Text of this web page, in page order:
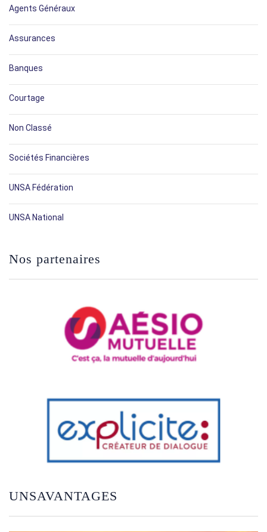
Agents Généraux
Assurances
Banques
Courtage
Non Classé
Sociétés Financières
UNSA Fédération
UNSA National
Nos partenaires
UNSAVANTAGES